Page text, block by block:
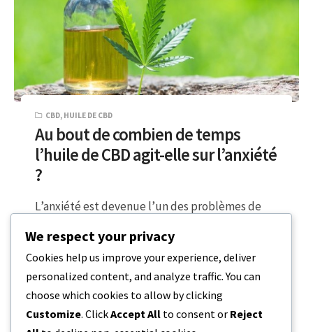
CBD, HUILE DE CBD
Au bout de combien de temps
l’huile de CBD agit-elle sur l’anxiété
?
L’anxiété est devenue l’un des problèmes de
et avec l’apparition du COVID-19…
5 MINUTES DE LECTURE 16 DÉCEMBRE 2023
We respect your privacy
Cookies help us improve your experience, deliver
personalized content, and analyze traffic. You can
choose which cookies to allow by clicking
Customize. ClickAccept All to consent or Reject